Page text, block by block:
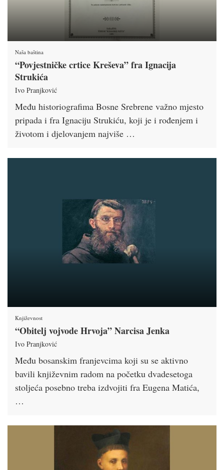
Naša baština
“Povjestničke crtice Kreševa” fra Ignacija
Strukića
Ivo Pranjković
Među historiografima Bosne Srebrene važno mjesto
pripada i fra Ignaciju Strukiću, koji je i rođenjem i
životom i djelovanjem najviše …
Književnost
“Obitelj vojvode Hrvoja” Narcisa Jenka
Ivo Pranjković
Među bosanskim franjevcima koji su se aktivno
bavili književnim radom na početku dvadesetoga
stoljeća posebno treba izdvojiti fra Eugena Matića,
…